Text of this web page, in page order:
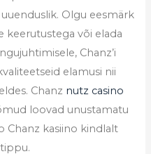
Olgu eesmärk
keerutustega või elada
Chanz’i
elamusi nii
Chanz nutz casino
loovad unustamatu
Chanz kasiino kindlalt